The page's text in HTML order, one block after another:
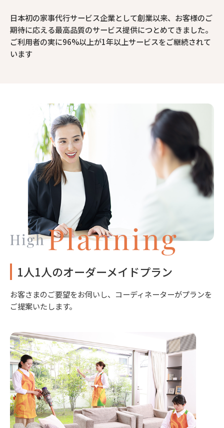
日本初の家事代行サービス企業として創業以来、お客様のご
期待に応える最高品質のサービス提供につとめてきました。
ご利用者の実に96%以上が1年以上サービスをご継続されて
います
1人1人のオーダーメイドプラン
お客さまのご要望をお伺いし、コーディネーターがプランを
ご提案いたします。